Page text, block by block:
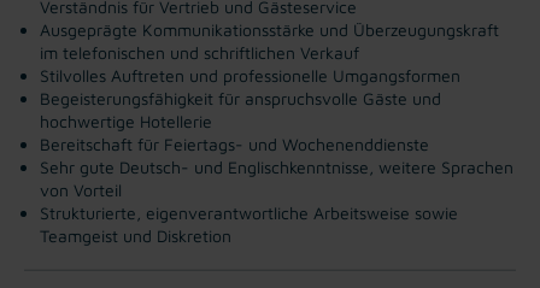
Verständnis für Vertrieb und Gästeservice
Ausgeprägte Kommunikationsstärke und Überzeugungskraft
im telefonischen und schriftlichen Verkauf
Stilvolles Auftreten und professionelle Umgangsformen
Begeisterungsfähigkeit für anspruchsvolle Gäste und
hochwertige Hotellerie
Bereitschaft für Feiertags- und Wochenenddienste
Sehr gute Deutsch- und Englischkenntnisse, weitere Sprachen
von Vorteil
Strukturierte, eigenverantwortliche Arbeitsweise sowie
Teamgeist und Diskretion